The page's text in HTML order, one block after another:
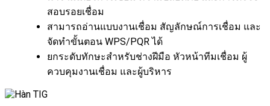
สอบรอยเชื่อม
สามารถอ่านแบบงานเชื่อม สัญลักษณ์การเชื่อม และ
จัดทำขั้นตอน WPS/PQR ได้
ยกระดับทักษะสำหรับช่างฝีมือ หัวหน้าทีมเชื่อม ผู้
ควบคุมงานเชื่อม และผู้บริหาร